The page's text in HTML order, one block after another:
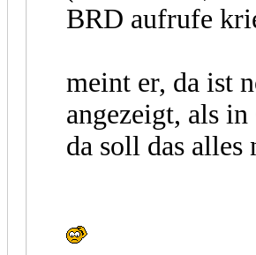
BRD aufrufe
meint er, da ist
angezeigt, als
da soll das